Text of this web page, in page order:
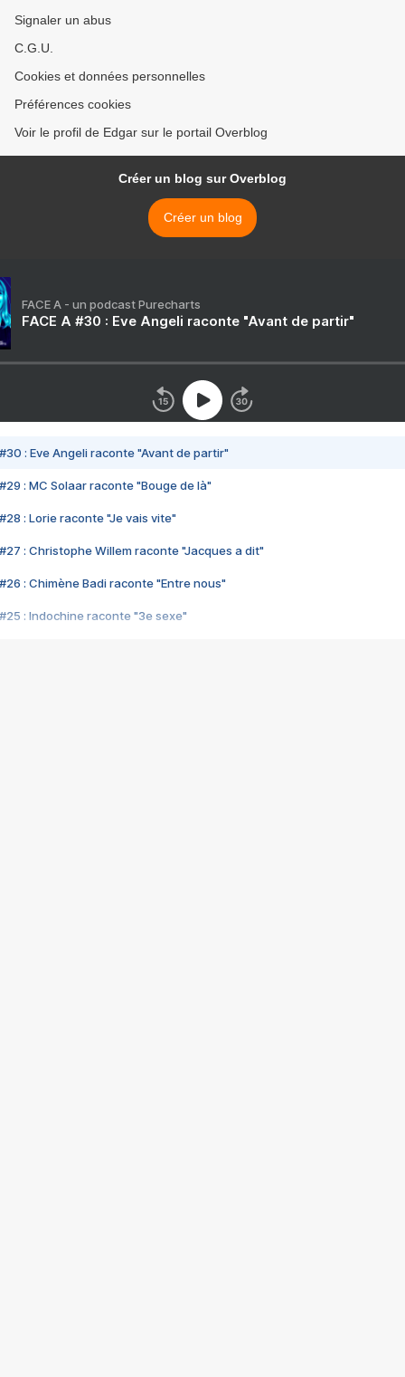
Signaler un abus
C.G.U.
Cookies et données personnelles
Préférences cookies
Voir le profil de Edgar sur le portail Overblog
Créer un blog sur Overblog
Créer un blog
FACE A - un podcast Purecharts
FACE A #30 : Eve Angeli raconte "Avant de partir"
#30 : Eve Angeli raconte "Avant de partir"
#29 : MC Solaar raconte "Bouge de là"
#28 : Lorie raconte "Je vais vite"
#27 : Christophe Willem raconte "Jacques a dit"
#26 : Chimène Badi raconte "Entre nous"
#25 : Indochine raconte "3e sexe"